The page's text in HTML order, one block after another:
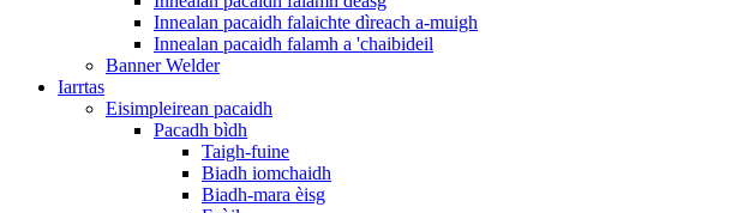
Innealan pacaidh falaichte dìreach a-muigh
Innealan pacaidh falamh a 'chaibideil
Banner Welder
Iarrtas
Eisimpleirean pacaidh
Pacadh bìdh
Taigh-fuine
Biadh iomchaidh
Biadh-mara èisg